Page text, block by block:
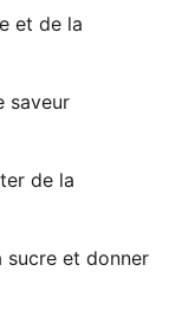
et de la
saveur
de la
sucre et donner